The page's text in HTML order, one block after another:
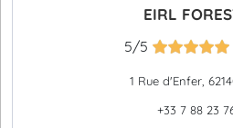
EIRL
5/5
1 Rue d'Enfer,
+33 7 88 23